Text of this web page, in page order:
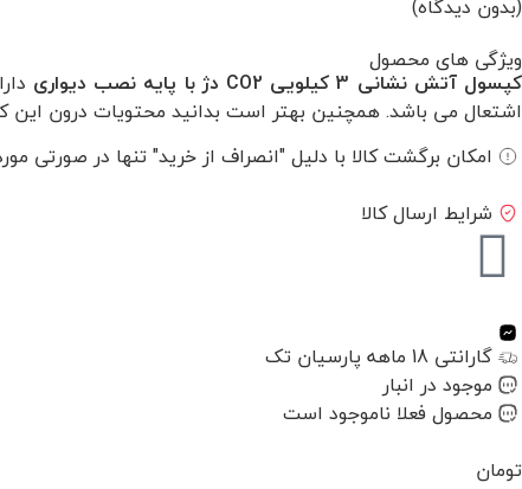
(بدون دیدگاه)
ویژگی های محصول
کپسول آتش نشانی 3 کیلویی CO2 دژ با پایه نصب دیواری
اشتعال می باشد. همچنین بهتر است بدانید محتویات درون این
امکان برگشت کالا با دلیل "انصراف از خرید" تنها در صورتی
شرایط ارسال کالا
گارانتی 18 ماهه پارسیان تک
موجود در انبار
محصول فعلا ناموجود است
تومان